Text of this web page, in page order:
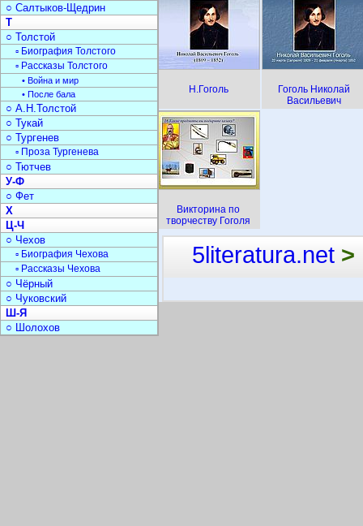
Н.Гоголь
Гоголь Николай
Васильевич
Викторина по
творчеству Гоголя
○ Салтыков-Щедрин
Т
○ Толстой
▫ Биография Толстого
▫ Рассказы Толстого
• Война и мир
• После бала
○ А.Н.Толстой
○ Тукай
○ Тургенев
▫ Проза Тургенева
○ Тютчев
У-Ф
○ Фет
Х
Ц-Ч
○ Чехов
▫ Биография Чехова
▫ Рассказы Чехова
○ Чёрный
○ Чуковский
Ш-Я
○ Шолохов
5literatura.net >